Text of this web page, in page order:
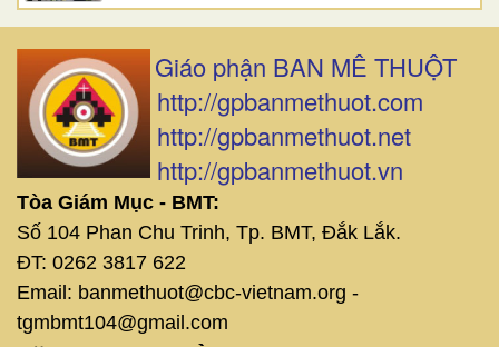
Giáo phận BAN MÊ THUỘT
http://gpbanmethuot.com
http://gpbanmethuot.net
http://gpbanmethuot.vn
Tòa Giám Mục - BMT:
Số 104 Phan Chu Trinh, Tp. BMT, Đắk Lắk.
ĐT: 0262 3817 622
Email: banmethuot@cbc-vietnam.org -
tgmbmt104@gmail.com